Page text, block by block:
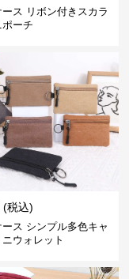
ース リボン付きスカラ
ポーチ
(税込)
ース シンプル多色キャ
ウォレット